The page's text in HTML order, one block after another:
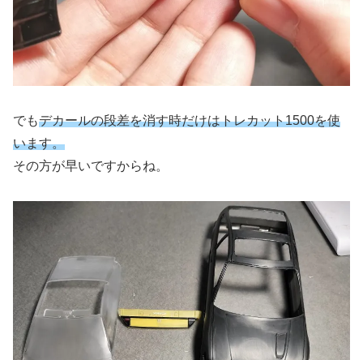
でもデカールの段差を消す時だけはトレカット1500を使
います。
その方が早いですからね。